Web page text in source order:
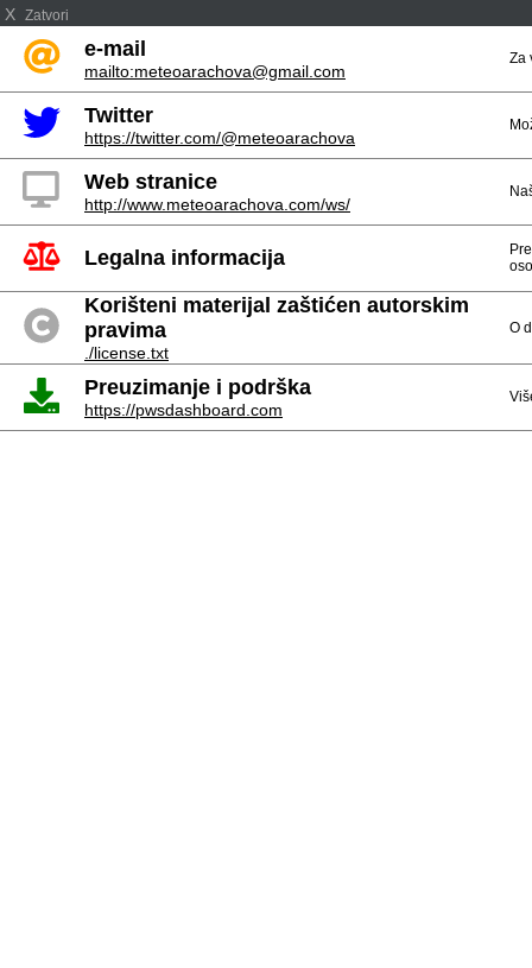
X Zatvori
e-mail
mailto:meteoarachova@gmail.com
Za
Twitter
https://twitter.com/@meteoarachova
Web stranice
http://www.meteoarachova.com/ws/
Legalna informacija
Korišteni materijal zaštićen autorskim
pravima
./license.txt
O
Preuzimanje i podrška
https://pwsdashboard.com